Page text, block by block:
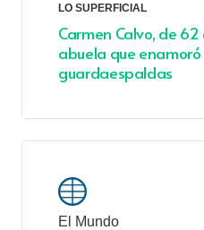
LO SUPERFICIAL
Carmen Calvo, de
abuela que enamoró
guardaespaldas
El Mundo